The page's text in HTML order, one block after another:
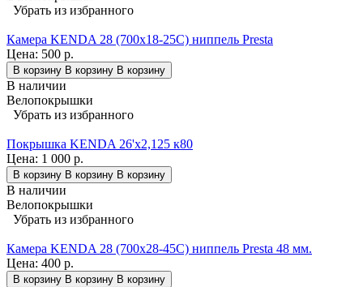
Убрать из избранного
Камера KENDA 28 (700x18-25C) ниппель Presta
Цена: 500 р.
В корзину В корзину В корзину
В наличии
Велопокрышки
Убрать из избранного
Покрышка KENDA 26'х2,125 к80
Цена: 1 000 р.
В корзину В корзину В корзину
В наличии
Велопокрышки
Убрать из избранного
Камера KENDA 28 (700x28-45C) ниппель Presta 48 мм.
Цена: 400 р.
В корзину В корзину В корзину